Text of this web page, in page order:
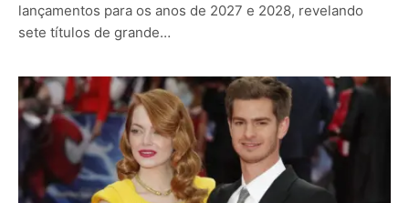
lançamentos para os anos de 2027 e 2028, revelando
sete títulos de grande…